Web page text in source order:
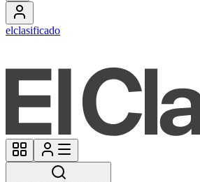
elclasificado